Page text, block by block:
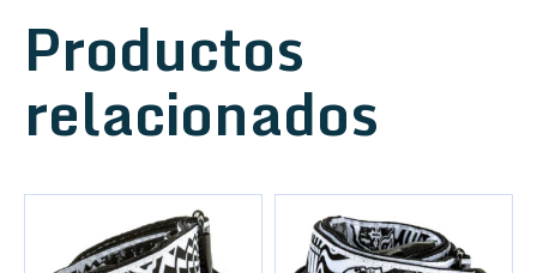
Productos
relacionados